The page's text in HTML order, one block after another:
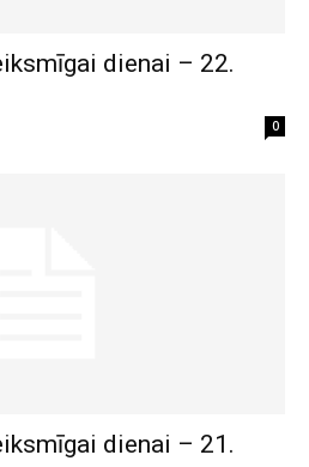
dienai – 22.
0
dienai – 21.